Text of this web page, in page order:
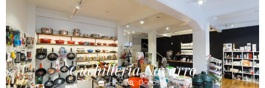
Cuchillería Navarro
Hogar
Donostia